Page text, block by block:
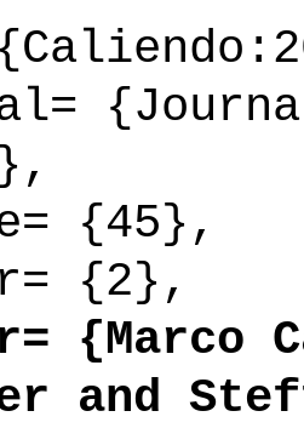
{45},
{2},
{Marco
and